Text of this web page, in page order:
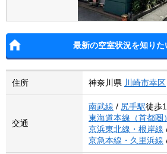
最新の空室状況を知りた
住所 神奈川県 川崎市幸区
交通
南武線 / 尻手駅徒歩
東海道本線（首都圏）
京浜東北線・根岸線
京急本線・久里浜線